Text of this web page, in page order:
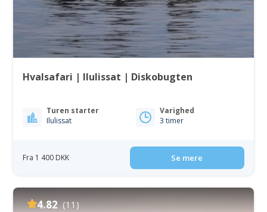
Hvalsafari | Ilulissat | Diskobugten
Turen starter
Ilulissat
Varighed
3 timer
Fra 1 400 DKK Se mere
4.82 (11)